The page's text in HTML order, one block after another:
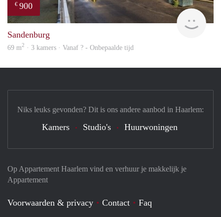
€ 900
Sandenburg
69 m2 · 3 kamers · Vanaf ? - Onbepaalde tijd
Op Appartement Haarlem vind en verhuur je makkelijk je
Appartement
Voorwaarden & privacy Contact Faq
Niks leuks gevonden? Dit is ons andere aanbod in Haarlem:
Kamers Studio's Huurwoningen